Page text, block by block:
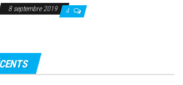
8 septembre 2019 4